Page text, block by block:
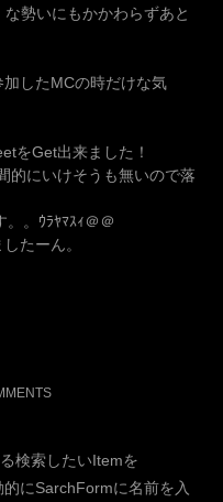
勢いにもかかわらずあと
したMCの時だけな気
をGet出来ました！
的にいけそうも無いので落
。ｳﾗﾔﾏｽｨ＠＠
たーん。
検索したいItemを
にSarchFormに名前を入